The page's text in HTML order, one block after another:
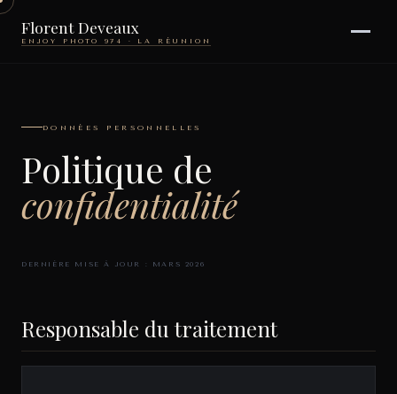
Florent Deveaux
ENJOY PHOTO 974 · LA RÉUNION
DONNÉES PERSONNELLES
Politique de
confidentialité
DERNIÈRE MISE À JOUR : MARS 2026
Responsable du traitement